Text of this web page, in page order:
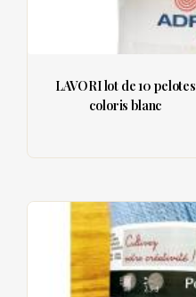
LAVORI lot de 10 pelotes
coloris blanc